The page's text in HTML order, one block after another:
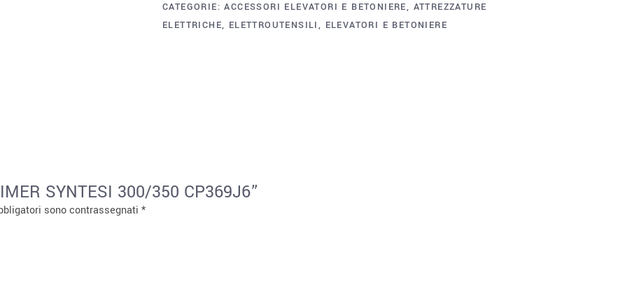
CATEGORIE:ACCESSORI ELEVATORI E BETONIERE, ATTREZZATURE
ELETTRICHE, ELETTROUTENSILI, ELEVATORI E BETONIERE
SYNTESI 300/350 CP369J6”
sono contrassegnati *